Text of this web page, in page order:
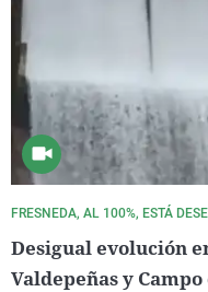
FRESNEDA, AL 100%, ESTÁ
Desigual evolución
Valdepeñas y